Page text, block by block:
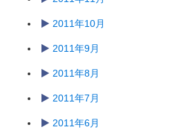
2011年10月
2011年9月
2011年8月
2011年7月
2011年6月